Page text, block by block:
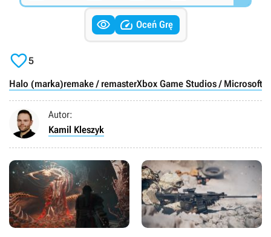
  Oceń Grę
5
Halo (marka)remake / remasterXbox Game Studios / Microsoft
Autor:
Kamil Kleszyk